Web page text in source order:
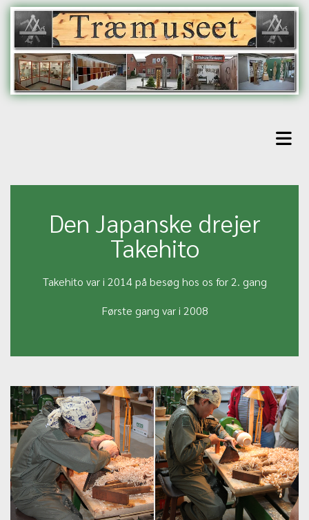
Den Japanske drejer
Takehito
Takehito var i 2014 på besøg hos os for 2. gang
Første gang var i 2008